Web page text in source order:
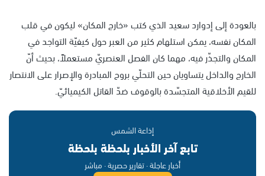
بالعودة إلى إدوارد سعيد الذي كتب «خارج المكان» ليكون في قلب
المكان نفسه، يمكن استلهام كثير من العبر حول كيفيّة التواجد في
المكان والتجذّر فيه، مهما كان الفصل العنصريّ مستعملاً، بحيث أنّ
الخارج والداخل يتساويان حين التحلّي بروح المبادرة والإصرار على الانتصار
للقيم الأخلاقية المتجسّدة بالوقوف ضدّ القاتل الكيميائيّ.
إذاعة الشمس
تابع آخر الأخبار بلحظة بلحظة
أخبار عاجلة · تقارير حصرية · مباشر